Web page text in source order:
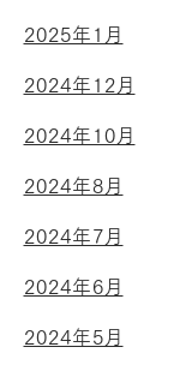
2025年1月
2024年12月
2024年10月
2024年8月
2024年7月
2024年6月
2024年5月